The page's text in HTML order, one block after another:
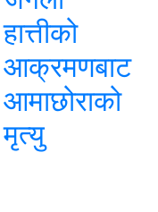
हात्तीको
आक्रमणबाट
आमाछोराको
मृत्यु